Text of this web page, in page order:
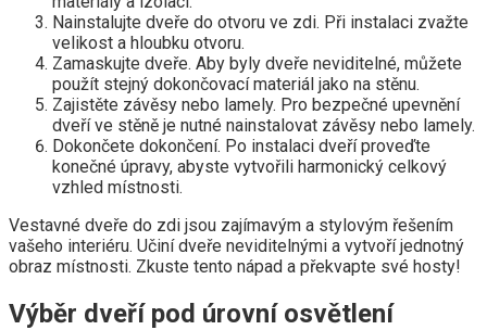
Nainstalujte dveře do otvoru ve zdi. Při instalaci zvažte
velikost a hloubku otvoru.
Zamaskujte dveře. Aby byly dveře neviditelné, můžete
použít stejný dokončovací materiál jako na stěnu.
Zajistěte závěsy nebo lamely. Pro bezpečné upevnění
dveří ve stěně je nutné nainstalovat závěsy nebo lamely.
Dokončete dokončení. Po instalaci dveří proveďte
konečné úpravy, abyste vytvořili harmonický celkový
vzhled místnosti.
Vestavné dveře do zdi jsou zajímavým a stylovým řešením
vašeho interiéru. Učiní dveře neviditelnými a vytvoří jednotný
obraz místnosti. Zkuste tento nápad a překvapte své hosty!
Výběr dveří pod úrovní osvětlení